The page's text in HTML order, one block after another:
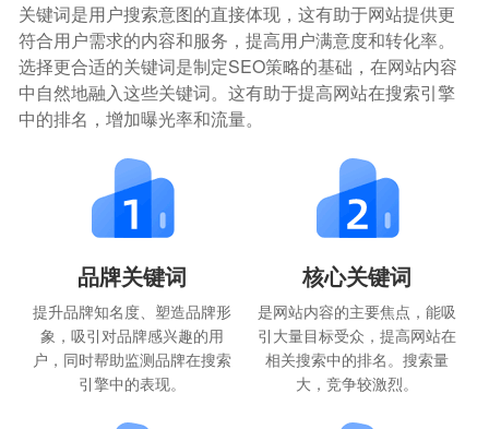
关键词是用户搜索意图的直接体现，这有助于网站提供更
符合用户需求的内容和服务，提高用户满意度和转化率。
选择更合适的关键词是制定SEO策略的基础，在网站内容
中自然地融入这些关键词。这有助于提高网站在搜索引擎
中的排名，增加曝光率和流量。
品牌关键词
提升品牌知名度、塑造品牌形
象，吸引对品牌感兴趣的用
户，同时帮助监测品牌在搜索
引擎中的表现。
核心关键词
是网站内容的主要焦点，能吸
引大量目标受众，提高网站在
相关搜索中的排名。搜索量
大，竞争较激烈。